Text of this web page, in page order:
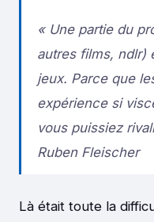
« Une partie du
autres films, ndlr)
jeux. Parce que
expérience si
vous puissiez
Ruben Fleischer
Là était toute la